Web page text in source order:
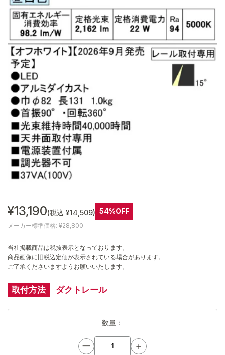
¥13,190(税込 ¥14,509) 54%OFF
メーカー標準価格: ¥28,800
当社掲載商品は税抜表示となっております。
商品画像に旧税込定価が表示されている場合があります。
ご了承くださいますようお願いいたします。
取付方法 ダクトレール
数量：
ー ＋